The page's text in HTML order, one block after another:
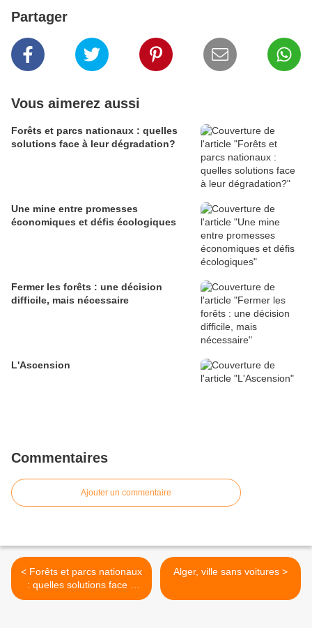
Partager
Vous aimerez aussi
Forêts et parcs nationaux : quelles
solutions face à leur dégradation?
Une mine entre promesses
économiques et défis écologiques
Fermer les forêts : une décision
difficile, mais nécessaire
L'Ascension
Commentaires
Ajouter un commentaire
< Forêts et parcs nationaux
: quelles solutions face à
leur dégradation?
Alger, ville sans voitures >